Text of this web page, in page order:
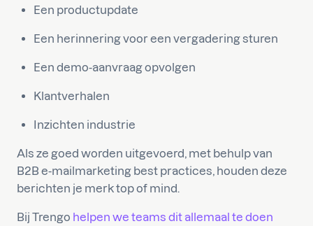
Een productupdate
Een herinnering voor een vergadering sturen
Een demo-aanvraag opvolgen
Klantverhalen
Inzichten industrie
Als ze goed worden uitgevoerd, met behulp van
B2B e-mailmarketing best practices, houden deze
berichten je merk top of mind.
Bij Trengo helpen we teams dit allemaal te doen